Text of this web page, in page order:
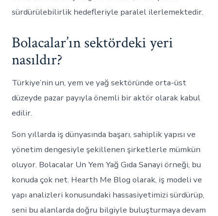
sürdürülebilirlik hedefleriyle paralel ilerlemektedir.
Bolacalar’ın sektördeki yeri
nasıldır?
Türkiye’nin un, yem ve yağ sektöründe orta-üst
düzeyde pazar payıyla önemli bir aktör olarak kabul
edilir.
Son yıllarda iş dünyasında başarı, sahiplik yapısı ve
yönetim dengesiyle şekillenen şirketlerle mümkün
oluyor. Bolacalar Un Yem Yağ Gıda Sanayi örneği, bu
konuda çok net. Hearth Me Blog olarak, iş modeli ve
yapı analizleri konusundaki hassasiyetimizi sürdürüp,
seni bu alanlarda doğru bilgiyle buluşturmaya devam